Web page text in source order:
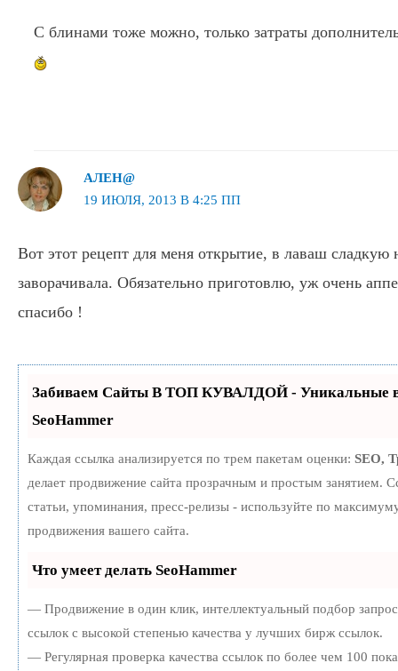
С блинами тоже можно, только затраты
АЛЕН@
19 ИЮЛЯ, 2013 В 4:25 ПП
Вот этот рецепт для меня открытие, в лаваш сладкую
заворачивала. Обязательно приготовлю, уж очень
спасибо !
Забиваем Сайты В ТОП КУВАЛДОЙ - Уникальные
SeoHammer
Каждая ссылка анализируется по трем пакетам оценки: SEO,
делает продвижение сайта прозрачным и простым занятием.
статьи, упоминания, пресс-релизы - используйте по
продвижения вашего сайта.
Что умеет делать SeoHammer
— Продвижение в один клик, интеллектуальный подбор
ссылок с высокой степенью качества у лучших бирж ссылок.
— Регулярная проверка качества ссылок по более чем 100